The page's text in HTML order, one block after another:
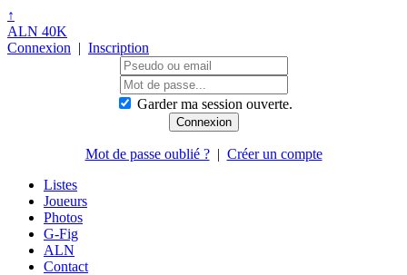
↑
ALN 40K
Connexion | Inscription
Garder ma session ouverte.
Mot de passe oublié ?| Créer un compte
Listes
Joueurs
Photos
G-Fig
ALN
Contact